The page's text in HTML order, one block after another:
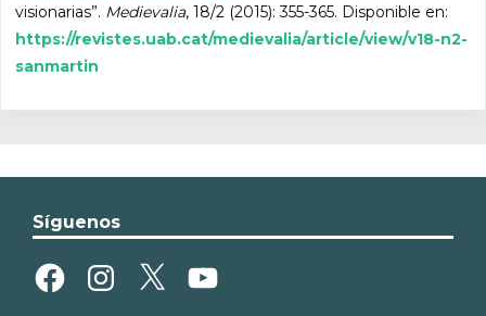
visionarias”. Medievalia, 18/2 (2015): 355-365. Disponible en:
https://revistes.uab.cat/medievalia/article/view/v18-n2-
sanmartin
Síguenos
FacebookInstagram
X YouTube